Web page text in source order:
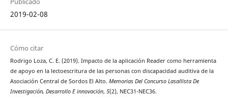
2019-02-08
Cómo citar
Rodrigo Loza, C. E. (2019). Impacto de la aplicación Reader como herramienta
de apoyo en la lectoescritura de las personas con discapacidad auditiva de la
Asociación Central de Sordos El Alto. Memorias Del Concurso Lasallista De
Investigación, Desarrollo E innovación, 5(2), NEC31-NEC36.